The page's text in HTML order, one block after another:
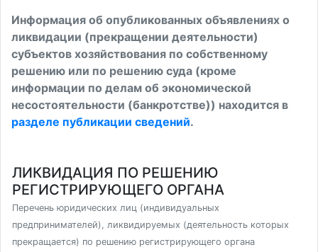
Информация об опубликованных объявлениях о
ликвидации (прекращении деятельности)
субъектов хозяйствования по собственному
решению или по решению суда (кроме
информации по делам об экономической
несостоятельности (банкротстве)) находится в
разделе публикации сведений.
ЛИКВИДАЦИЯ ПО РЕШЕНИЮ
РЕГИСТРИРУЮЩЕГО ОРГАНА
Перечень юридических лиц (индивидуальных
предпринимателей), ликвидируемых (деятельность которых
прекращается) по решению регистрирующего органа